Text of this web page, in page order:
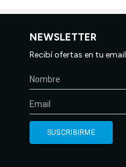
NEWSLETTER
Recibí ofertas en tu email